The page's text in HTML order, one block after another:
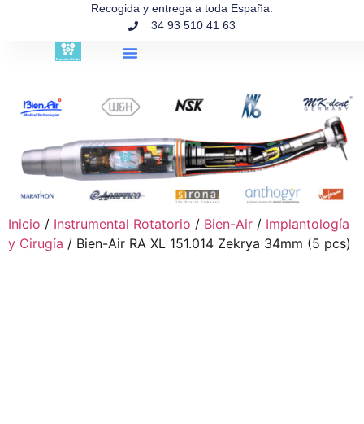
Recogida y entrega a toda España.
34 93 510 41 63
Inicio / Instrumental Rotatorio / Bien-Air / Implantología
y Cirugía / Bien-Air RA XL 151.014 Zekrya 34mm (5 pcs)